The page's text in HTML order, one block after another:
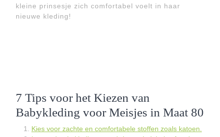
kleine prinsesje zich comfortabel voelt in haar
nieuwe kleding!
7 Tips voor het Kiezen van
Babykleding voor Meisjes in Maat 80
Kies voor zachte en comfortabele stoffen zoals katoen.